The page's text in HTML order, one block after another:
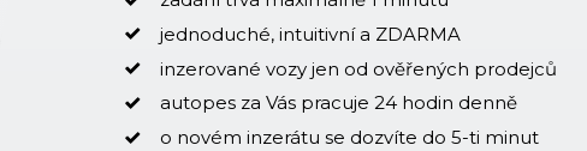
jednoduché, intuitivní a ZDARMA
inzerované vozy jen od ověřených prodejců
autopes za Vás pracuje 24 hodin denně
o novém inzerátu se dozvíte do 5-ti minut